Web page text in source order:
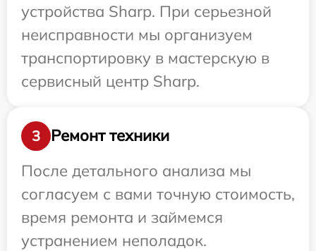
устройства Sharp. При серьезной
неисправности мы организуем
транспортировку в мастерскую в
сервисный центр Sharp.
3
Ремонт техники
После детального анализа мы
согласуем с вами точную стоимость,
время ремонта и займемся
устранением неполадок.